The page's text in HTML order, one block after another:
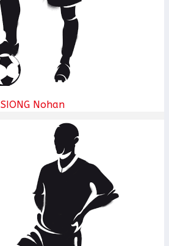
SIONG Nohan